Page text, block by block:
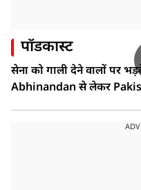
पॉडकास्ट
सेना को गाली देने वालों पर
Abhinandan से लेकर